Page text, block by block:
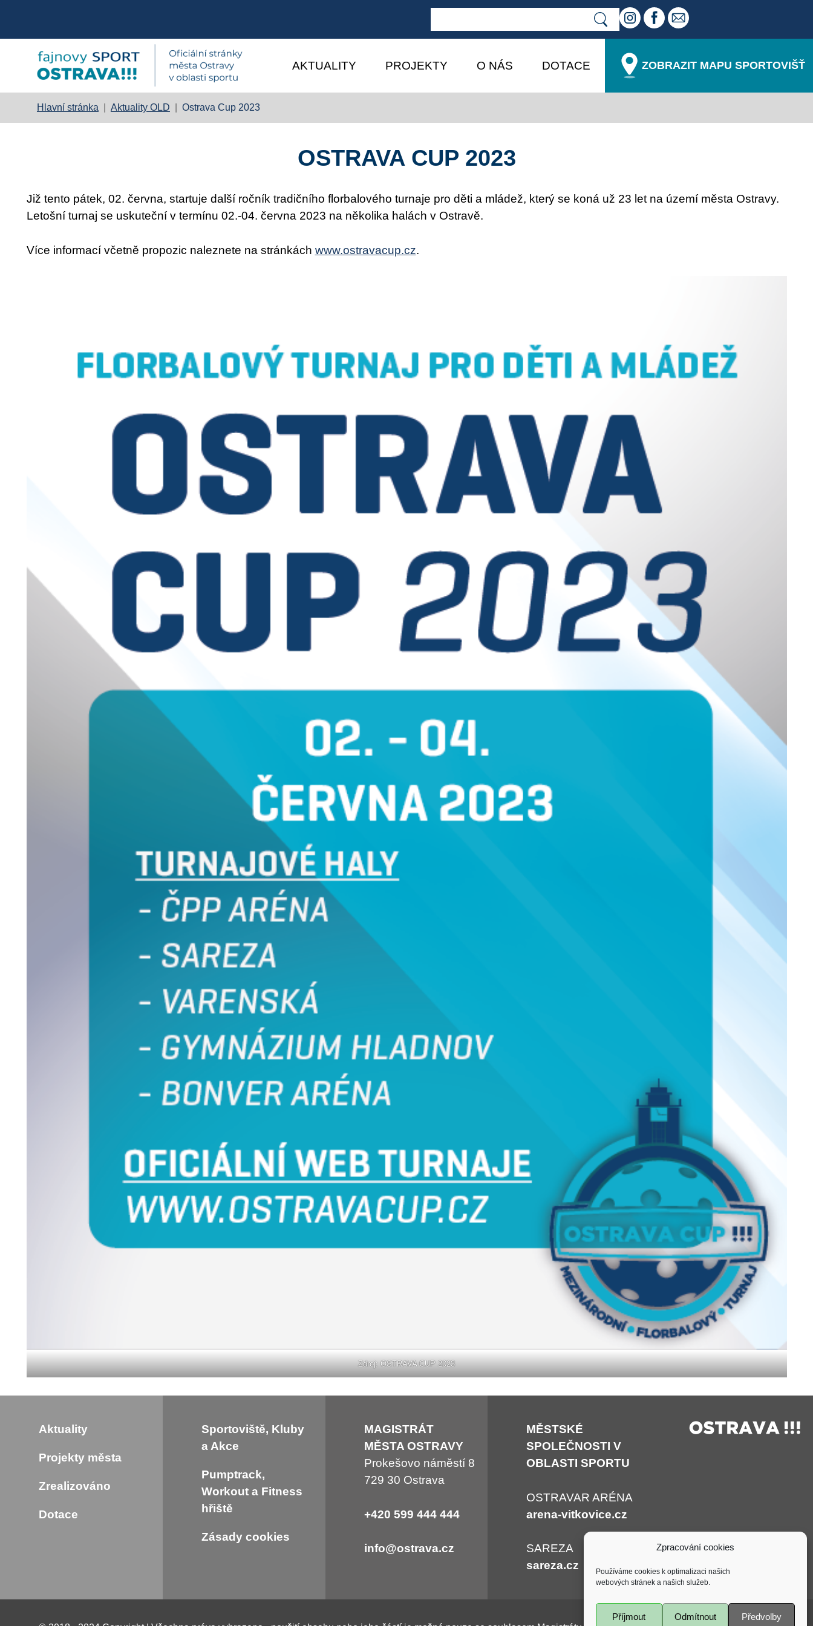
Zpracování cookies
Používáme cookies k optimalizaci našich
webových stránek a našich služeb.
Příjmout Odmítnout Předvolby
AKTUALITY PROJEKTY O NÁS DOTACE ZOBRAZIT MAPU SPORTOVIŠŤ
Hlavní stránka Aktuality OLD Ostrava Cup 2023
OSTRAVA CUP 2023
Již tento pátek, 02. června, startuje další ročník tradičního florbalového turnaje pro děti a mládež, který se koná už 23 let na území města Ostravy.
Letošní turnaj se uskuteční v termínu 02.-04. června 2023 na několika halách v Ostravě.
Více informací včetně propozic naleznete na stránkách www.ostravacup.cz.
Zdroj: OSTRAVA CUP 2023
Aktuality
Projekty města
Zrealizováno
Dotace
Sportoviště, Kluby
a Akce
Pumptrack,
Workout a Fitness
hřiště
Zásady cookies
MAGISTRÁT
MĚSTA OSTRAVY
Prokešovo náměstí 8
729 30 Ostrava
+420 599 444 444
info@ostrava.cz
MĚSTSKÉ
SPOLEČNOSTI V
OBLASTI SPORTU
OSTRAVAR ARÉNA
arena-vitkovice.cz
SAREZA
sareza.cz